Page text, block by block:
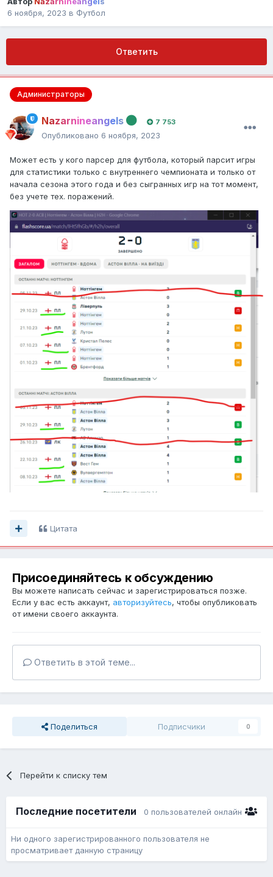
6 ноября, 2023 в Футбол
Ответить
Администраторы
Nazarnineangels 7 753
Опубликовано 6 ноября, 2023
Может есть у кого парсер для футбола, который парсит игры
для статистики только с внутреннего чемпионата и только от
начала сезона этого года и без сыгранных игр на тот момент,
без учете тех. поражений.
Цитата
Присоединяйтесь к обсуждению
Вы можете написать сейчас и зарегистрироваться позже.
Если у вас есть аккаунт, авторизуйтесь, чтобы опубликовать
от имени своего аккаунта.
Ответить в этой теме...
Поделиться Подписчики 0
Перейти к списку тем
Последние посетители 0 пользователей онлайн
Ни одного зарегистрированного пользователя не
просматривает данную страницу